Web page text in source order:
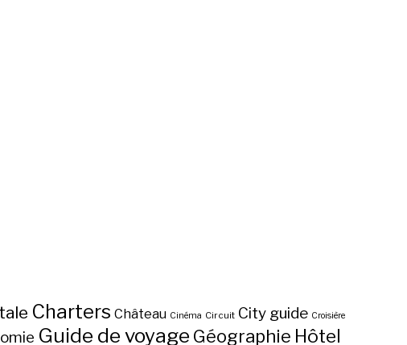
Charters Château Cinéma Circuit City guide Croisière
Guide de voyage Géographie Hôtel